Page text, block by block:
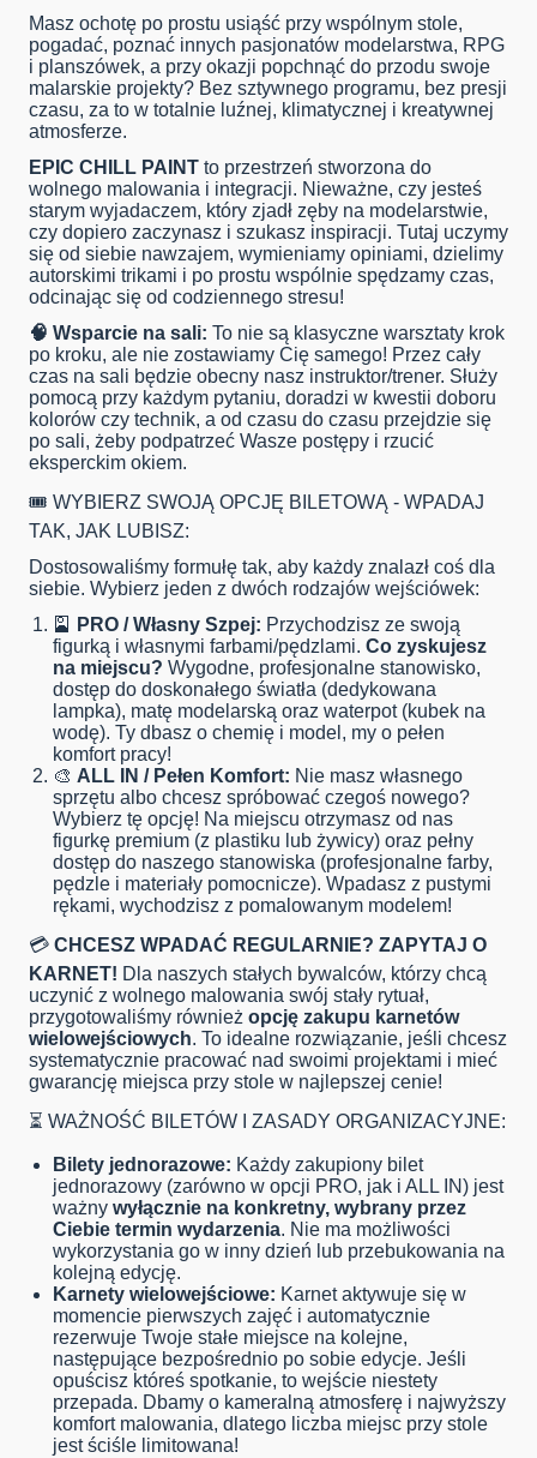
Masz ochotę po prostu usiąść przy wspólnym stole,
pogadać, poznać innych pasjonatów modelarstwa, RPG
i planszówek, a przy okazji popchnąć do przodu swoje
malarskie projekty? Bez sztywnego programu, bez presji
czasu, za to w totalnie luźnej, klimatycznej i kreatywnej
atmosferze.
EPIC CHILL PAINT to przestrzeń stworzona do
wolnego malowania i integracji. Nieważne, czy jesteś
starym wyjadaczem, który zjadł zęby na modelarstwie,
czy dopiero zaczynasz i szukasz inspiracji. Tutaj uczymy
się od siebie nawzajem, wymieniamy opiniami, dzielimy
autorskimi trikami i po prostu wspólnie spędzamy czas,
odcinając się od codziennego stresu!
🧠 Wsparcie na sali: To nie są klasyczne warsztaty krok
po kroku, ale nie zostawiamy Cię samego! Przez cały
czas na sali będzie obecny nasz instruktor/trener. Służy
pomocą przy każdym pytaniu, doradzi w kwestii doboru
kolorów czy technik, a od czasu do czasu przejdzie się
po sali, żeby podpatrzeć Wasze postępy i rzucić
eksperckim okiem.
🎟️ WYBIERZ SWOJĄ OPCJĘ BILETOWĄ - WPADAJ
TAK, JAK LUBISZ:
Dostosowaliśmy formułę tak, aby każdy znalazł coś dla
siebie. Wybierz jeden z dwóch rodzajów wejściówek:
🎴
PRO / Własny Szpej: Przychodzisz ze swoją
figurką i własnymi farbami/pędzlami. Co zyskujesz
na miejscu? Wygodne, profesjonalne stanowisko,
dostęp do doskonałego światła (dedykowana
lampka), matę modelarską oraz waterpot (kubek na
wodę). Ty dbasz o chemię i model, my o pełen
komfort pracy!
🎨 ALL IN / Pełen Komfort: Nie masz własnego
sprzętu albo chcesz spróbować czegoś nowego?
Wybierz tę opcję! Na miejscu otrzymasz od nas
figurkę premium (z plastiku lub żywicy) oraz pełny
dostęp do naszego stanowiska (profesjonalne farby,
pędzle i materiały pomocnicze). Wpadasz z pustymi
rękami, wychodzisz z pomalowanym modelem!
💳 CHCESZ WPADAĆ REGULARNIE? ZAPYTAJ O
KARNET! Dla naszych stałych bywalców, którzy chcą
uczynić z wolnego malowania swój stały rytuał,
przygotowaliśmy również opcję zakupu karnetów
wielowejściowych. To idealne rozwiązanie, jeśli chcesz
systematycznie pracować nad swoimi projektami i mieć
gwarancję miejsca przy stole w najlepszej cenie!
⏳ WAŻNOŚĆ BILETÓW I ZASADY ORGANIZACYJNE:
Bilety jednorazowe: Każdy zakupiony bilet
jednorazowy (zarówno w opcji PRO, jak i ALL IN) jest
ważny wyłącznie na konkretny, wybrany przez
Ciebie termin wydarzenia. Nie ma możliwości
wykorzystania go w inny dzień lub przebukowania na
kolejną edycję.
Karnety wielowejściowe: Karnet aktywuje się w
momencie pierwszych zajęć i automatycznie
rezerwuje Twoje stałe miejsce na kolejne,
następujące bezpośrednio po sobie edycje. Jeśli
opuścisz któreś spotkanie, to wejście niestety
przepada. Dbamy o kameralną atmosferę i najwyższy
komfort malowania, dlatego liczba miejsc przy stole
jest ściśle limitowana!